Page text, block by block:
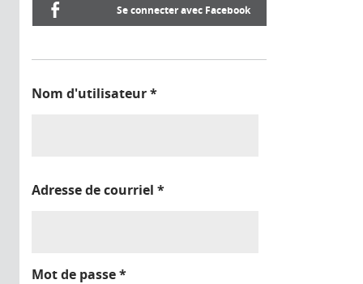
Se connecter avec Facebook
Nom d'utilisateur*
Adresse de courriel *
Mot de passe*